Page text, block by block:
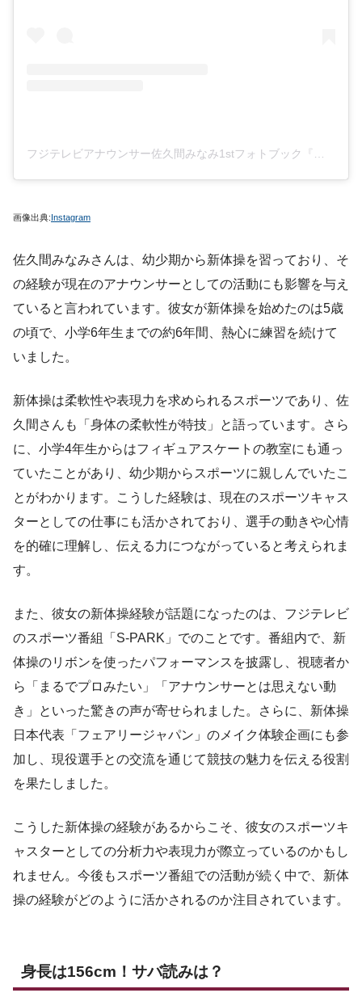
画像出典:Instagram
佐久間みなみさんは、幼少期から新体操を習っており、そ
の経験が現在のアナウンサーとしての活動にも影響を与え
ていると言われています。彼女が新体操を始めたのは5歳
の頃で、小学6年生までの約6年間、熱心に練習を続けて
いました。
新体操は柔軟性や表現力を求められるスポーツであり、佐
久間さんも「身体の柔軟性が特技」と語っています。さら
に、小学4年生からはフィギュアスケートの教室にも通っ
ていたことがあり、幼少期からスポーツに親しんでいたこ
とがわかります。こうした経験は、現在のスポーツキャス
ターとしての仕事にも活かされており、選手の動きや心情
を的確に理解し、伝える力につながっていると考えられま
す。
また、彼女の新体操経験が話題になったのは、フジテレビ
のスポーツ番組「S-PARK」でのことです。番組内で、新
体操のリボンを使ったパフォーマンスを披露し、視聴者か
ら「まるでプロみたい」「アナウンサーとは思えない動
き」といった驚きの声が寄せられました。さらに、新体操
日本代表「フェアリージャパン」のメイク体験企画にも参
加し、現役選手との交流を通じて競技の魅力を伝える役割
を果たしました。
こうした新体操の経験があるからこそ、彼女のスポーツキ
ャスターとしての分析力や表現力が際立っているのかもし
れません。今後もスポーツ番組での活動が続く中で、新体
操の経験がどのように活かされるのか注目されています。
身長は156cm！サバ読みは？